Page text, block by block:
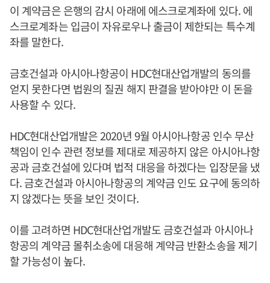
이 계약금은 은행의 감시 아래에 에스크로계좌에 있다. 에
스크로계좌는 입금이 자유로우나 출금이 제한되는 특수계
좌를 말한다.
금호건설과 아시아나항공이 HDC현대산업개발의 동의를
얻지 못한다면 법원의 질권 해지 판결을 받아야만 이 돈을
사용할 수 있다.
HDC현대산업개발은 2020년 9월 아시아나항공 인수 무산
책임이 인수 관련 정보를 제대로 제공하지 않은 아시아나항
공과 금호건설에 있다며 법적 대응을 하겠다는 입장문을 냈
다. 금호건설과 아시아나항공의 계약금 인도 요구에 동의하
지 않겠다는 뜻을 보인 것이다.
이를 고려하면 HDC현대산업개발도 금호건설과 아시아나
항공의 계약금 몰취소송에 대응해 계약금 반환소송을 제기
할 가능성이 높다.